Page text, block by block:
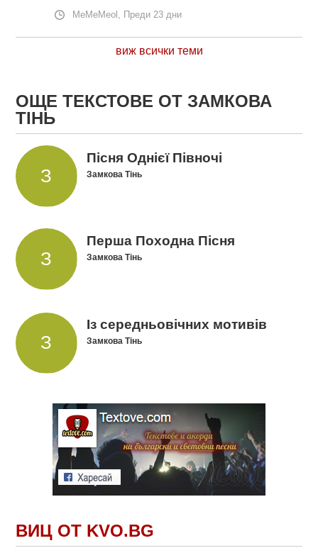
MeMeMeol, Преди 23 дни
виж всички теми
ОЩЕ ТЕКСТОВЕ ОТ ЗАМКОВА
ТІНЬ
Пісня Однієї Півночі
Замкова Тінь
Перша Походна Пісня
Замкова Тінь
Із середньовічних мотивів
Замкова Тінь
ВИЦ ОТ KVO.BG